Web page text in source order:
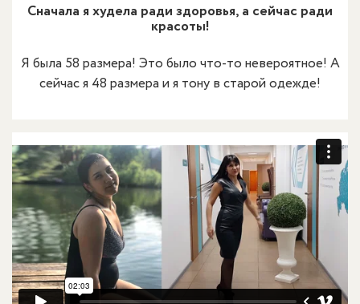
Cначала я худела ради здоровья, а сейчас ради
красоты!
Я была 58 размера! Это было что-то невероятное! А
сейчас я 48 размера и я тону в старой одежде!